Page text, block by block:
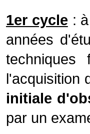
1er cycle :
années
l'acquisition
initiale
par un